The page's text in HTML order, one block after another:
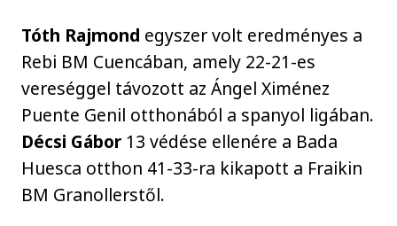
Tóth Rajmond egyszer volt eredményes a
Rebi BM Cuencában, amely 22-21-es
vereséggel távozott az Ángel Ximénez
Puente Genil otthonából a spanyol ligában.
Décsi Gábor 13 védése ellenére a Bada
Huesca otthon 41-33-ra kikapott a Fraikin
BM Granollerstől.